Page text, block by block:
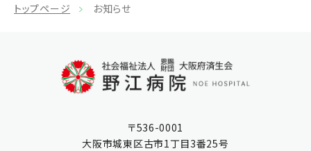
トップページ お知らせ
〒536-0001
大阪市城東区古市1丁目3番25号